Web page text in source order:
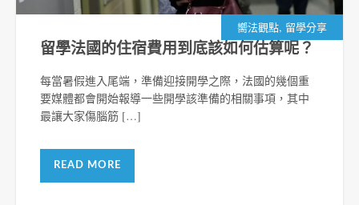
嚮法觀點, 留學分享
留學法國的住宿費用到底該如何估算呢？
每當暑假進入尾端，準備迎接開學之際，法國的幾個重
要媒體都會開始報導一些開學該準備的相關事項，其中
最讓大家傷腦筋 […]
READ MORE